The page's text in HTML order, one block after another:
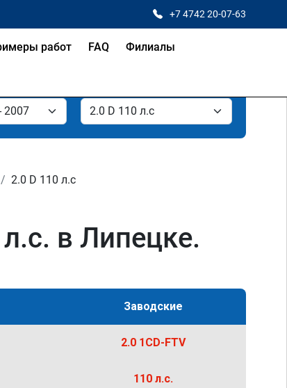
+7 4742 20-07-63
работ FAQ Филиалы
2.0 D 110 л.с
в Липецке.
Заводские
2.0 1CD-FTV
110 л.с.